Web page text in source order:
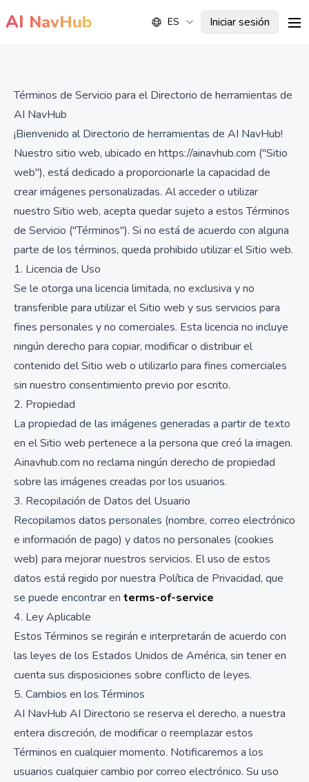
AI NavHub ES Iniciar sesión
Términos de Servicio para el Directorio de herramientas de
AI NavHub
¡Bienvenido al Directorio de herramientas de AI NavHub!
Nuestro sitio web, ubicado en https://ainavhub.com ("Sitio
web"), está dedicado a proporcionarle la capacidad de
crear imágenes personalizadas. Al acceder o utilizar
nuestro Sitio web, acepta quedar sujeto a estos Términos
de Servicio ("Términos"). Si no está de acuerdo con alguna
parte de los términos, queda prohibido utilizar el Sitio web.
1. Licencia de Uso
Se le otorga una licencia limitada, no exclusiva y no
transferible para utilizar el Sitio web y sus servicios para
fines personales y no comerciales. Esta licencia no incluye
ningún derecho para copiar, modificar o distribuir el
contenido del Sitio web o utilizarlo para fines comerciales
sin nuestro consentimiento previo por escrito.
2. Propiedad
La propiedad de las imágenes generadas a partir de texto
en el Sitio web pertenece a la persona que creó la imagen.
Ainavhub.com no reclama ningún derecho de propiedad
sobre las imágenes creadas por los usuarios.
3. Recopilación de Datos del Usuario
Recopilamos datos personales (nombre, correo electrónico
e información de pago) y datos no personales (cookies
web) para mejorar nuestros servicios. El uso de estos
datos está regido por nuestra Política de Privacidad, que
se puede encontrar en terms-of-service
4. Ley Aplicable
Estos Términos se regirán e interpretarán de acuerdo con
las leyes de los Estados Unidos de América, sin tener en
cuenta sus disposiciones sobre conflicto de leyes.
5. Cambios en los Términos
AI NavHub AI Directorio se reserva el derecho, a nuestra
entera discreción, de modificar o reemplazar estos
Términos en cualquier momento. Notificaremos a los
usuarios cualquier cambio por correo electrónico. Su uso